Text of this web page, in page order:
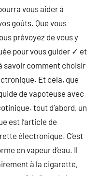
vous aider à
goûts. Que vous
prévoyez de vous y
pour vous guider ✓ et
savoir comment choisir
Et cela, que
de vapoteuse avec
tout d’abord, un
est l’article de
électronique. C’est
en vapeur d’eau. Il
à la cigarette,